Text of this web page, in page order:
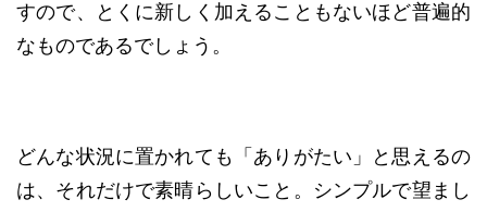
すので、とくに新しく加えることもないほど普遍的
なものであるでしょう。
どんな状況に置かれても「ありがたい」と思えるの
は、それだけで素晴らしいこと。シンプルで望まし